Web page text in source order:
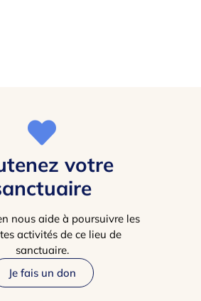
votre
nous aide à poursuivre les
activités de ce lieu de
sanctuaire.
Je fais un don